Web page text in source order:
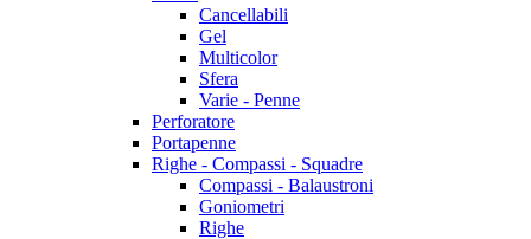
Cancellabili
Gel
Multicolor
Sfera
Varie - Penne
Perforatore
Portapenne
Righe - Compassi - Squadre
Compassi - Balaustroni
Goniometri
Righe